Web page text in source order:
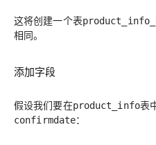
这将创建一个表
相同。
添加字段
假设我们要在product_info表
confirmdate：